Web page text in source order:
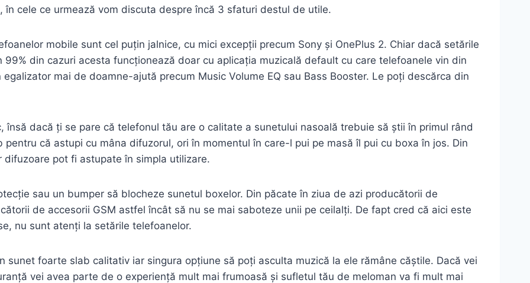
cele ce urmează vom discuta despre încă 3 sfaturi destul de utile.
mobile sunt cel puțin jalnice, cu mici excepții precum Sony și OnePlus 2. Chiar dacă setările
din cazuri acesta funcționează doar cu aplicația muzicală default cu care telefoanele vin din
mai de doamne-ajută precum Music Volume EQ sau Bass Booster. Le poți descărca din
însă dacă ți se pare că telefonul tău are o calitate a sunetului nasoală trebuie să știi în primul rând
că astupi cu mâna difuzorul, ori în momentul în care-l pui pe masă îl pui cu boxa în jos. Din
pot fi astupate în simpla utilizare.
sau un bumper să blocheze sunetul boxelor. Din păcate în ziua de azi producătorii de
de accesorii GSM astfel încât să nu se mai saboteze unii pe ceilalți. De fapt cred că aici este
nu sunt atenți la setările telefoanelor.
foarte slab calitativ iar singura opțiune să poți asculta muzică la ele rămâne căștile. Dacă vei
vei avea parte de o experiență mult mai frumoasă și sufletul tău de meloman va fi mult mai